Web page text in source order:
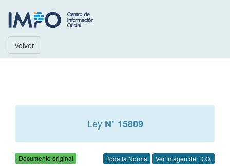
Volver
Ley N° 15809
Documento original Toda la Norma Ver Imagen del D.O.